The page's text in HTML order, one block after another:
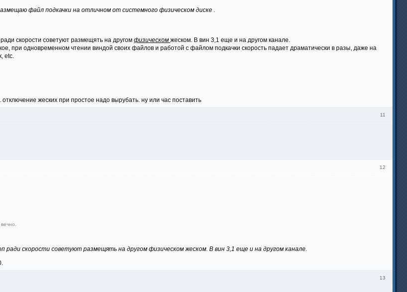
файл подкачки на отличном от системного физическом диске .
скорости советуют размещять на другом физическом жеском. В вин 3,1 еще и на другом канале.
при одновременном чтении виндой своих файлов и работой с файлом подкачки скорость падает драматически в разы, даже на
etc.
жеских при простое надо вырубать. ну или час поставить
11
12
ради скорости советуют размещять на другом физическом жеском. В вин 3,1 еще и на другом канале.
13